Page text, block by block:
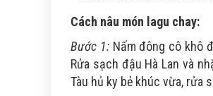
Cách nâu món lagu chay:
Bước 1:Nấm đông cô khô
Rửa sạch đậu Hà Lan và
Tàu hủ ky bẻ khúc vừa, rửa